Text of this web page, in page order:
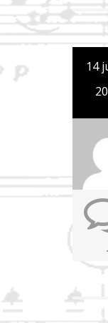
14